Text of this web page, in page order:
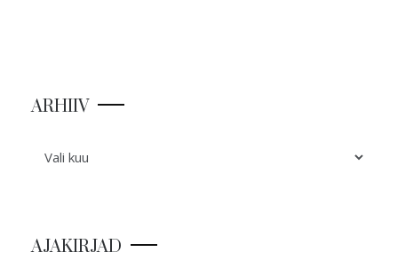
ARHIIV
AJAKIRJAD